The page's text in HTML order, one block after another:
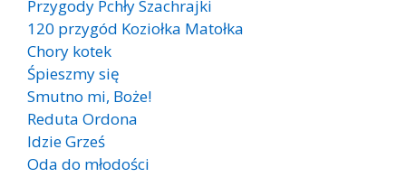
Przygody Pchły Szachrajki
120 przygód Koziołka Matołka
Chory kotek
Śpieszmy się
Smutno mi, Boże!
Reduta Ordona
Idzie Grześ
Oda do młodości